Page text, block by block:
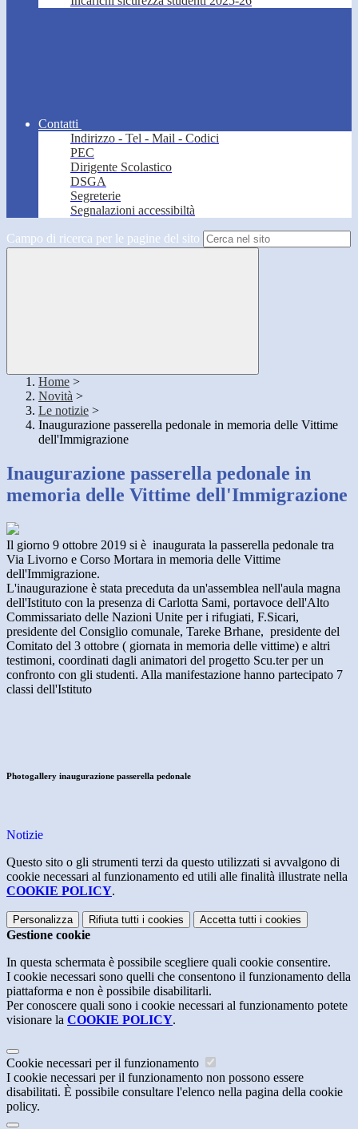
Contatti
Indirizzo - Tel - Mail - Codici
PEC
Dirigente Scolastico
DSGA
Segreterie
Segnalazioni accessibiltà
Campo di ricerca per le pagine del sito
Home >
Novità >
Le notizie >
Inaugurazione passerella pedonale in memoria delle Vittime
dell'Immigrazione
Inaugurazione passerella pedonale in
memoria delle Vittime dell'Immigrazione
Il giorno 9 ottobre 2019 si è inaugurata la passerella pedonale tra
Via Livorno e Corso Mortara in memoria delle Vittime
dell'Immigrazione.
L'inaugurazione è stata preceduta da un'assemblea nell'aula magna
dell'Istituto con la presenza di Carlotta Sami, portavoce dell'Alto
Commissariato delle Nazioni Unite per i rifugiati, F.Sicari,
presidente del Consiglio comunale, Tareke Brhane, presidente del
Comitato del 3 ottobre ( giornata in memoria delle vittime) e altri
testimoni, coordinati dagli animatori del progetto Scu.ter per un
confronto con gli studenti. Alla manifestazione hanno partecipato 7
classi dell'Istituto
Photogallery inaugurazione passerella pedonale
Notizie
Questo sito o gli strumenti terzi da questo utilizzati si avvalgono di
cookie necessari al funzionamento ed utili alle finalità illustrate nella
COOKIE POLICY.
Personalizza Rifiuta tutti i cookies Accetta tutti i cookies
Gestione cookie
In questa schermata è possibile scegliere quali cookie consentire.
I cookie necessari sono quelli che consentono il funzionamento della
piattaforma e non è possibile disabilitarli.
Per conoscere quali sono i cookie necessari al funzionamento potete
visionare la COOKIE POLICY.
Cookie necessari per il funzionamento
I cookie necessari per il funzionamento non possono essere
disabilitati. È possibile consultare l'elenco nella pagina della cookie
policy.